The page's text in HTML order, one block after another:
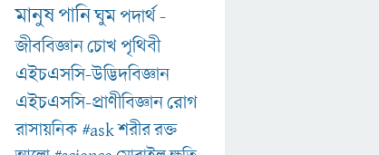
মানুষপানিঘুমপদার্থ-
জীববিজ্ঞানচোখপৃথিবী
এইচএসসি-উদ্ভিদবিজ্ঞান
এইচএসসি-প্রাণীবিজ্ঞানরোগ
রাসায়নিক#askশরীররক্ত